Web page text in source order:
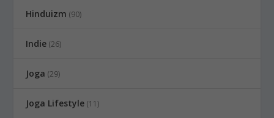
Hinduizm (90)
Indie (26)
Joga (29)
Joga Lifestyle (11)